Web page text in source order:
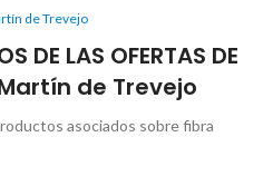
de Trevejo
DE LAS OFERTAS DE
Martín de Trevejo
asociados sobre fibra